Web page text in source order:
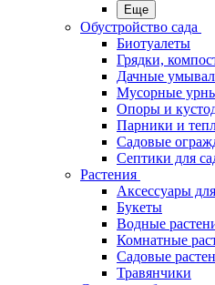
Еще
Обустройство сада
Биотуалеты
Грядки,
Дачные
Мусорные
Опоры и
Парники и
Садовые
Септики для
Растения
Аксессуары
Букеты
Водные
Комнатные
Садовые
Травянчики